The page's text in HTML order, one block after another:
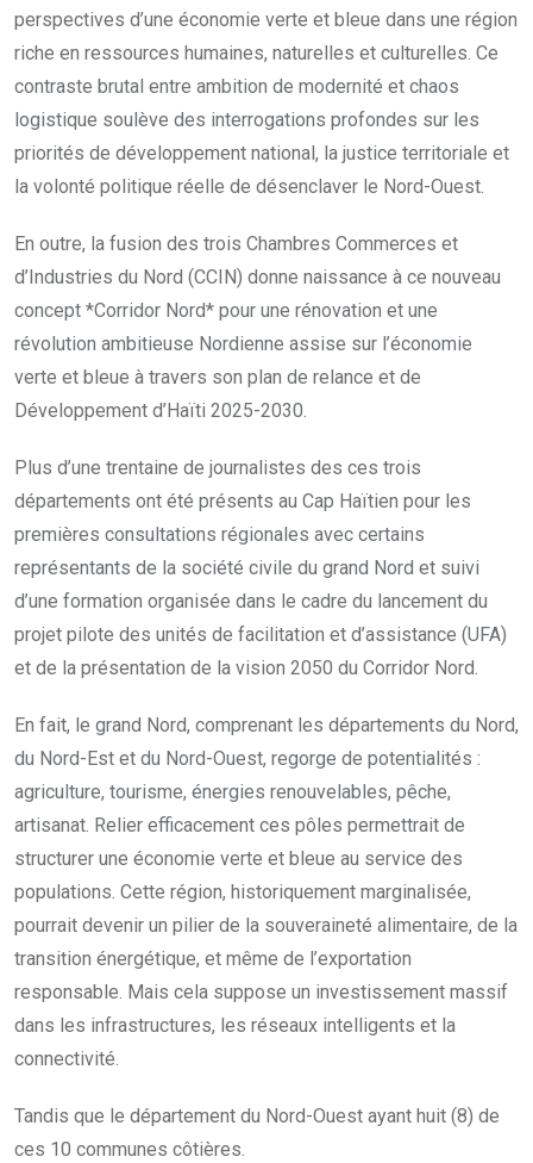
perspectives d’une économie verte et bleue dans une région
riche en ressources humaines, naturelles et culturelles. Ce
contraste brutal entre ambition de modernité et chaos
logistique soulève des interrogations profondes sur les
priorités de développement national, la justice territoriale et
la volonté politique réelle de désenclaver le Nord-Ouest.
En outre, la fusion des trois Chambres Commerces et
d’Industries du Nord (CCIN) donne naissance à ce nouveau
concept *Corridor Nord* pour une rénovation et une
révolution ambitieuse Nordienne assise sur l’économie
verte et bleue à travers son plan de relance et de
Développement d’Haïti 2025-2030.
Plus d’une trentaine de journalistes des ces trois
départements ont été présents au Cap Haïtien pour les
premières consultations régionales avec certains
représentants de la société civile du grand Nord et suivi
d’une formation organisée dans le cadre du lancement du
projet pilote des unités de facilitation et d’assistance (UFA)
et de la présentation de la vision 2050 du Corridor Nord.
En fait, le grand Nord, comprenant les départements du Nord,
du Nord-Est et du Nord-Ouest, regorge de potentialités :
agriculture, tourisme, énergies renouvelables, pêche,
artisanat. Relier efficacement ces pôles permettrait de
structurer une économie verte et bleue au service des
populations. Cette région, historiquement marginalisée,
pourrait devenir un pilier de la souveraineté alimentaire, de la
transition énergétique, et même de l’exportation
responsable. Mais cela suppose un investissement massif
dans les infrastructures, les réseaux intelligents et la
connectivité.
Tandis que le département du Nord-Ouest ayant huit (8) de
ces 10 communes côtières.